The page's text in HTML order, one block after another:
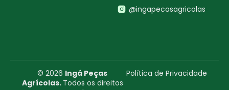
@ingapecasagricolas
© 2026 Ingá Peças
Agrícolas. Todos os direitos
Política de Privacidade